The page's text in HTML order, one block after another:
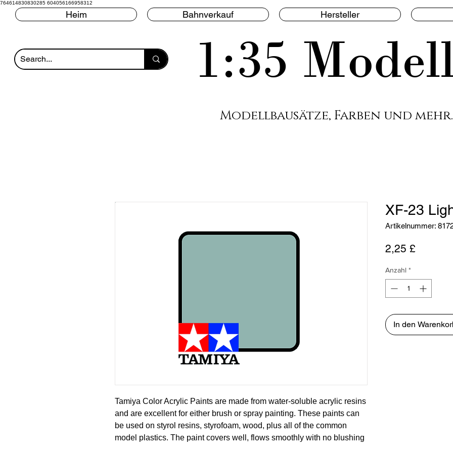
764614830830285 604056166958312
Heim Bahnverkauf Hersteller
1:35
Modellbausätze, Farben und mehr.
Tamiya Color Acrylic Paints are made from water-soluble acrylic resins
and are excellent for either brush or spray painting. These paints can
be used on styrol resins, styrofoam, wood, plus all of the common
model plastics. The paint covers well, flows smoothly with no blushing
XF-23
Artikelnummer:
2,25 £
Anzahl *
In den